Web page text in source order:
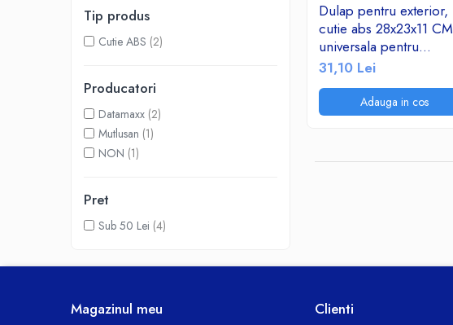
Aparate de gatit cu aburi
Electronice Auto
Accesorii Statii Radio
Reparatii si echipamente auto
Echipamente pentru atelier
Baterii Si Acumulatori
Incarcatoare Baterii
Tip produs
Cutie ABS (2)
Producatori
Datamaxx (2)
Mutlusan (1)
NON (1)
Pret
Sub 50 Lei (4)
Dulap pentru exterior,
cutie abs 28x23x11 CM
universala pentru
telecomunicatii sau
31,10 Lei
Adauga in cos
Magazinul meu Clienti